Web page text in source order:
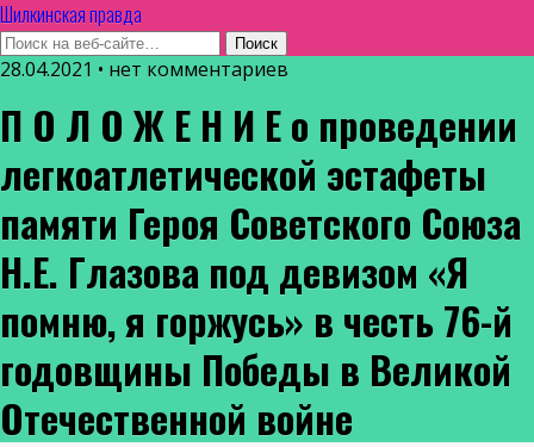
Шилкинская правда
28.04.2021 • нет комментариев
П О Л О Ж Е Н И Е о проведении
легкоатлетической эстафеты
памяти Героя Советского Союза
Н.Е. Глазова под девизом «Я
помню, я горжусь» в честь 76-й
годовщины Победы в Великой
Отечественной войне